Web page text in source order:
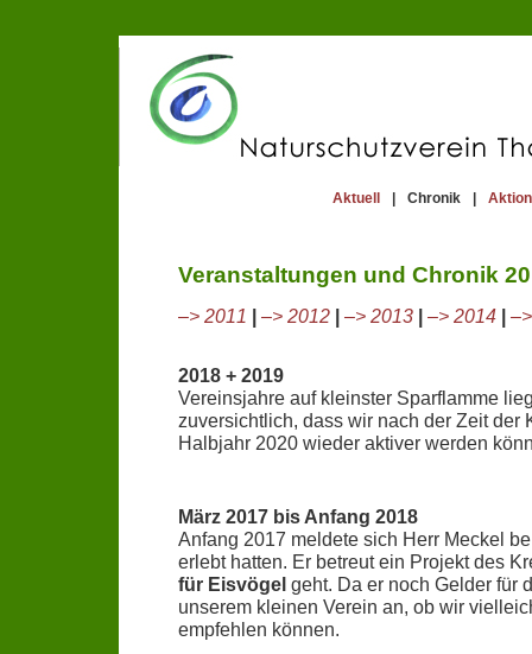
Aktuell Chronik
Veranstaltungen und Chronik
–> 2011 | –> 2012 | –> 2013 | –> 2014 |
2018 + 2019
Vereinsjahre auf kleinster Sparflamme
zuversichtlich, dass wir nach der Zeit der
Halbjahr 2020 wieder aktiver werden
März 2017 bis Anfang 2018
Anfang 2017 meldete sich Herr Meckel
erlebt hatten. Er betreut ein Projekt des
für Eisvögel geht. Da er noch Gelder für
unserem kleinen Verein an, ob wir
empfehlen können.